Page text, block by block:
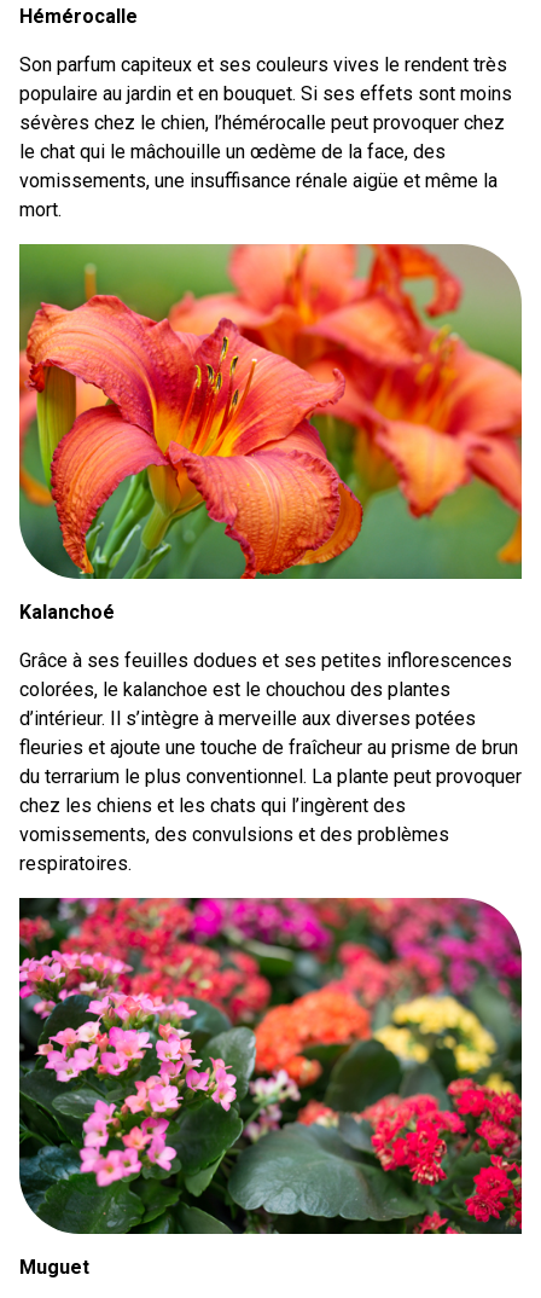
Hémérocalle
Son parfum capiteux et ses couleurs vives le rendent très
populaire au jardin et en bouquet. Si ses effets sont moins
sévères chez le chien, l’hémérocalle peut provoquer chez
le chat qui le mâchouille un œdème de la face, des
vomissements, une insuffisance rénale aigüe et même la
mort.
Kalanchoé
Grâce à ses feuilles dodues et ses petites inflorescences
colorées, le kalanchoe est le chouchou des plantes
d’intérieur. Il s’intègre à merveille aux diverses potées
fleuries et ajoute une touche de fraîcheur au prisme de brun
du terrarium le plus conventionnel. La plante peut provoquer
chez les chiens et les chats qui l’ingèrent des
vomissements, des convulsions et des problèmes
respiratoires.
Muguet